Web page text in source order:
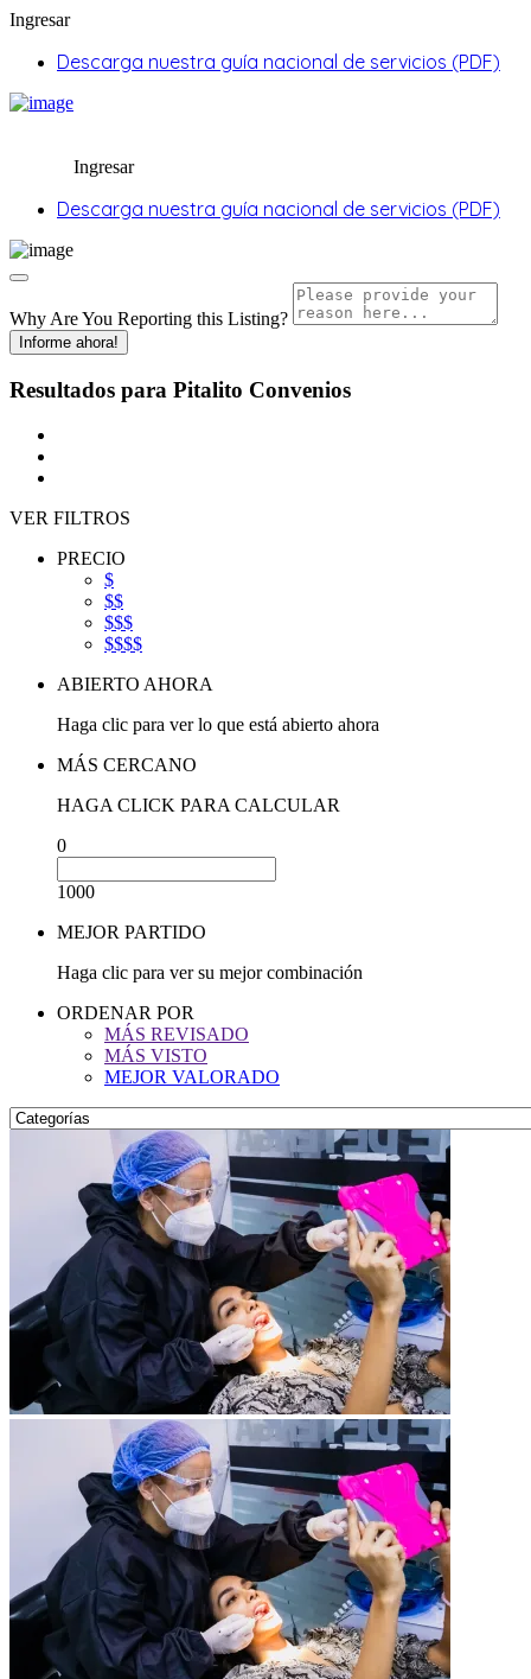
Ingresar
Descarga nuestra guía nacional de servicios (PDF)
Ingresar
Descarga nuestra guía nacional de servicios (PDF)
Why Are You Reporting this Listing?
Informe ahora!
Resultados para Pitalito Convenios
VER FILTROS
PRECIO
$
$$
$$$
$$$$
ABIERTO AHORA
Haga clic para ver lo que está abierto ahora
MÁS CERCANO
HAGA CLICK PARA CALCULAR
0
1000
MEJOR PARTIDO
Haga clic para ver su mejor combinación
ORDENAR POR
MÁS REVISADO
MÁS VISTO
MEJOR VALORADO